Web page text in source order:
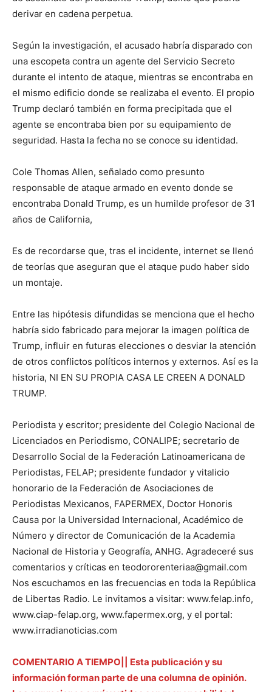
derivar en cadena perpetua.
Según la investigación, el acusado habría disparado con
una escopeta contra un agente del Servicio Secreto
durante el intento de ataque, mientras se encontraba en
el mismo edificio donde se realizaba el evento. El propio
Trump declaró también en forma precipitada que el
agente se encontraba bien por su equipamiento de
seguridad. Hasta la fecha no se conoce su identidad.
Cole Thomas Allen, señalado como presunto
responsable de ataque armado en evento donde se
encontraba Donald Trump, es un humilde profesor de 31
años de California,
Es de recordarse que, tras el incidente, internet se llenó
de teorías que aseguran que el ataque pudo haber sido
un montaje.
Entre las hipótesis difundidas se menciona que el hecho
habría sido fabricado para mejorar la imagen política de
Trump, influir en futuras elecciones o desviar la atención
de otros conflictos políticos internos y externos. Así es la
historia, NI EN SU PROPIA CASA LE CREEN A DONALD
TRUMP.
Periodista y escritor; presidente del Colegio Nacional de
Licenciados en Periodismo, CONALIPE; secretario de
Desarrollo Social de la Federación Latinoamericana de
Periodistas, FELAP; presidente fundador y vitalicio
honorario de la Federación de Asociaciones de
Periodistas Mexicanos, FAPERMEX, Doctor Honoris
Causa por la Universidad Internacional, Académico de
Número y director de Comunicación de la Academia
Nacional de Historia y Geografía, ANHG. Agradeceré sus
comentarios y críticas en teodororenteriaa@gmail.com
Nos escuchamos en las frecuencias en toda la República
de Libertas Radio. Le invitamos a visitar: www.felap.info,
www.ciap-felap.org, www.fapermex.org, y el portal:
www.irradianoticias.com
COMENTARIO A TIEMPO|| Esta publicación y su
información forman parte de una columna de opinión.